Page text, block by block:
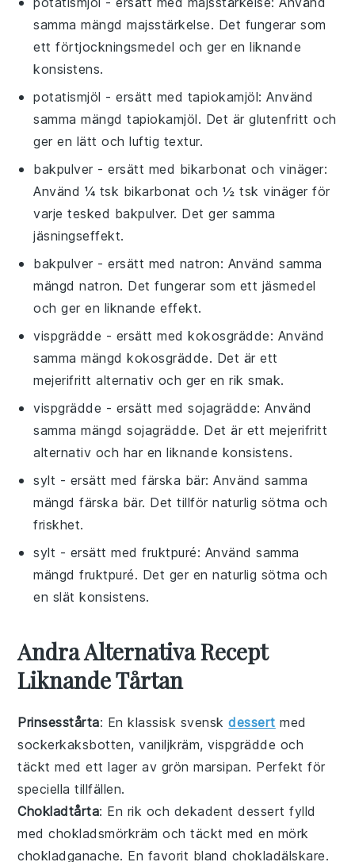
samma mängd majsstärkelse. Det fungerar som
ett förtjockningsmedel och ger en liknande
konsistens.
potatismjöl - ersätt med tapiokamjöl: Använd
samma mängd tapiokamjöl. Det är glutenfritt och
ger en lätt och luftig textur.
bakpulver - ersätt med bikarbonat och vinäger:
Använd ¼ tsk bikarbonat och ½ tsk vinäger för
varje tesked bakpulver. Det ger samma
jäsningseffekt.
bakpulver - ersätt med natron: Använd samma
mängd natron. Det fungerar som ett jäsmedel
och ger en liknande effekt.
vispgrädde - ersätt medkokosgrädde: Använd
samma mängd kokosgrädde. Det är ett
mejerifritt alternativ och ger en rik smak.
vispgrädde - ersätt medsojagrädde: Använd
samma mängd sojagrädde. Det är ett mejerifritt
alternativ och har en liknande konsistens.
sylt - ersätt medfärska bär: Använd samma
mängd färska bär. Det tillför naturlig sötma och
friskhet.
sylt - ersätt medfruktpuré: Använd samma
mängd fruktpuré. Det ger en naturlig sötma och
en slät konsistens.
Andra Alternativa Recept
Liknande Tårtan
Prinsesstårta: En klassisk svenskdessert med
sockerkaksbotten, vaniljkräm, vispgrädde och
täckt med ett lager av grön marsipan. Perfekt för
speciella tillfällen.
Chokladtårta: En rik och dekadentdessert fylld
med chokladsmörkräm och täckt med en mörk
chokladganache. En favorit bland chokladälskare.